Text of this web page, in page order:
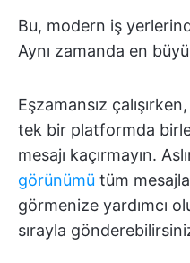
Bu, modern iş
Aynı zamanda en
Eşzamansız
tek bir platformda
mesajı kaçırmayın.
görünümü tüm
görmenize yardımcı
sırayla